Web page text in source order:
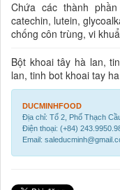
Chứa các thành
catechin, lutein,
chống côn trùng, vi
Bột khoai tây hà lan,
lan, tinh bot khoai tay
DUCMINHFOOD
Địa chỉ: Tổ 2, Phố Thạch
Điện thoại: (+84)
Email: